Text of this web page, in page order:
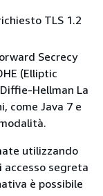
TLS 1.2
Secrecy
(Elliptic
Hellman La
come Java 7 e
utilizzando
accesso segreta
è possibile